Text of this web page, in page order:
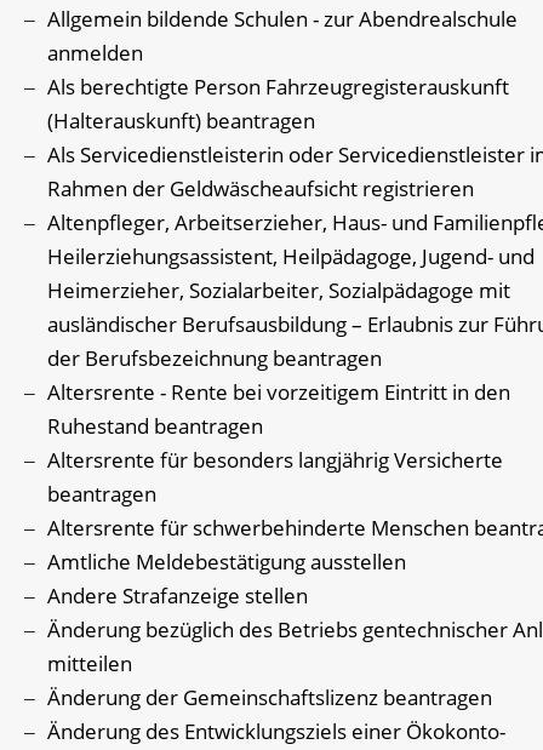
Allgemein bildende Schulen - zur Abendrealschule
anmelden
Als berechtigte Person Fahrzeugregisterauskunft
(Halterauskunft) beantragen
Als Servicedienstleisterin oder Servicedienstleister
Rahmen der Geldwäscheaufsicht registrieren
Altenpfleger, Arbeitserzieher, Haus- und
Heilerziehungsassistent, Heilpädagoge, Jugend- und
Heimerzieher, Sozialarbeiter, Sozialpädagoge mit
ausländischer Berufsausbildung – Erlaubnis zur
der Berufsbezeichnung beantragen
Altersrente - Rente bei vorzeitigem Eintritt in den
Ruhestand beantragen
Altersrente für besonders langjährig Versicherte
beantragen
Altersrente für schwerbehinderte Menschen
Amtliche Meldebestätigung ausstellen
Andere Strafanzeige stellen
Änderung bezüglich des Betriebs gentechnischer
mitteilen
Änderung der Gemeinschaftslizenz beantragen
Änderung des Entwicklungsziels einer Ökokonto-